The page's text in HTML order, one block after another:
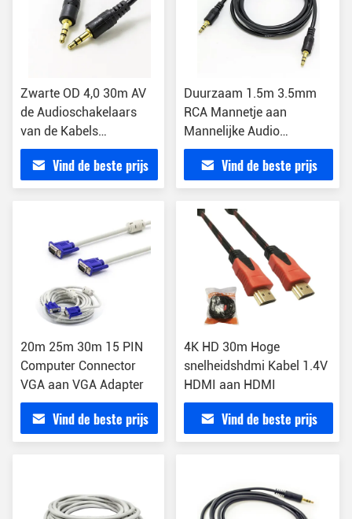
Zwarte OD 4,0 30m AV
de Audioschakelaars
van de Kabels
Audiodraad
Vind de beste prijs
Duurzaam 1.5m 3.5mm
RCA Mannetje aan
Mannelijke Audio
Slijtvaste Kabel
Vind de beste prijs
20m 25m 30m 15 PIN
Computer Connector
VGA aan VGA Adapter
Vind de beste prijs
4K HD 30m Hoge
snelheidshdmi Kabel 1.4V
HDMI aan HDMI
Vind de beste prijs